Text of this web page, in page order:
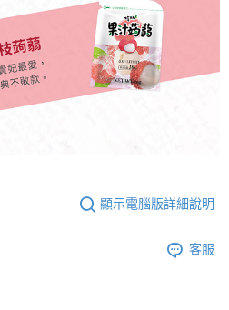
顯示電腦版詳細說明
客服